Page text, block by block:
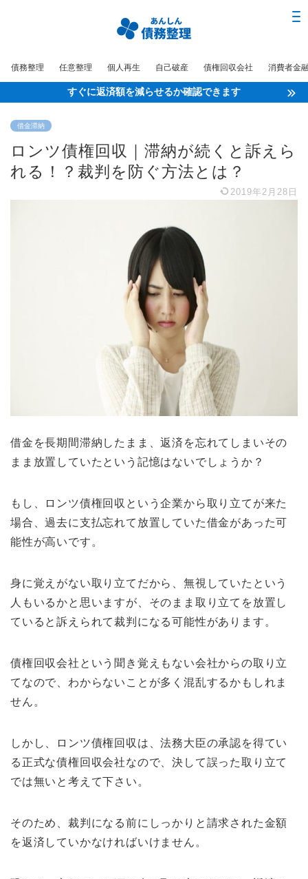
債務整理 任意整理 個人再生 自己破産 債権回収会社 消費者金
すぐに返済額を減らせるか確認できます
借金滞納
ロンツ債権回収｜滞納が続くと訴えら
れる！？裁判を防ぐ方法とは？
2019年2月28日
借金を長期間滞納したまま、返済を忘れてしまいその
まま放置していたという記憶はないでしょうか？
もし、ロンツ債権回収という企業から取り立てが来た
場合、過去に支払忘れて放置していた借金があった可
能性が高いです。
身に覚えがない取り立てだから、無視していたという
人もいるかと思いますが、そのまま取り立てを放置し
ていると訴えられて裁判になる可能性があります。
債権回収会社という聞き覚えもない会社からの取り立
てなので、わからないことが多く混乱するかもしれま
せん。
しかし、ロンツ債権回収は、法務大臣の承認を得てい
る正式な債権回収会社なので、決して誤った取り立て
では無いと考えて下さい。
そのため、裁判になる前にしっかりと請求された金額
を返済していかなければいけません。